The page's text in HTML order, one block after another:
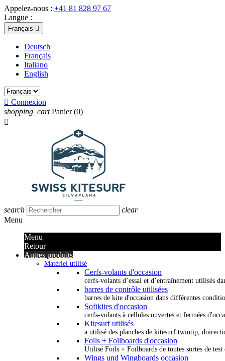
Appelez-nous : +41 81 828 97 67
Langue :
Français 
Deutsch
Français
Italiano
English
 Connexion
shopping_cart Panier (0)

search
clear
Menu
Menu
Retour
Autres produits
Matériel utilisé
Cerfs-volants d'occasion
cerfs-volants d’essai et d’entraînement utilisés
barres de contrôle utilisées
barres de kite d'occasion dans différentes
Softkites d'occasion
cerfs-volants à cellules ouvertes et fermées
Kitesurf utilisés
a utilisé des planches de kitesurf twintip,
Foils + Foilboards d'occasion
Utilisé Foils + Foilboards de toutes sortes de test
Wings und Wingboards occasion